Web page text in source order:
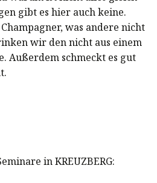
gibt es hier auch keine.
was andere nicht
wir den nicht aus einem
Außerdem schmeckt es gut
in KREUZBERG: